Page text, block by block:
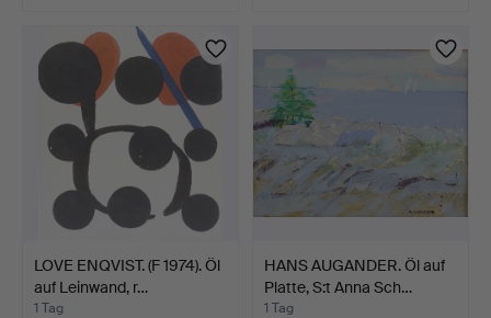
LOVE ENQVIST. (F 1974). Öl
auf Leinwand, r…
1 Tag
HANS AUGANDER. Öl auf
Platte, S:t Anna Sch…
1 Tag